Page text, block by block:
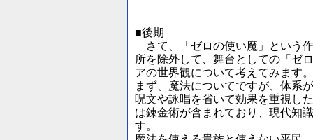
■後期
さて、「ゼロの使い魔」という
所を除外して、舞台としての「ゼ
アの世界観について考えてみます。
まず、魔法についてですが、体系
呪文や詠唱を省いて効果を重視し
は錬金術が含まれており、現代知
す。